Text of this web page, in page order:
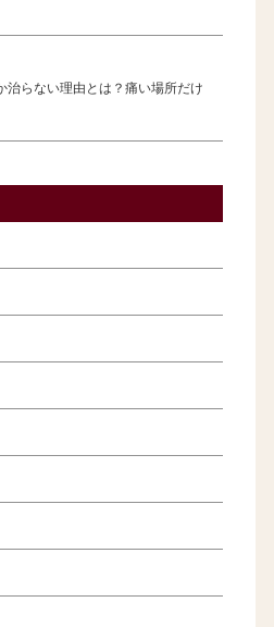
治らない理由とは？痛い場所だけ